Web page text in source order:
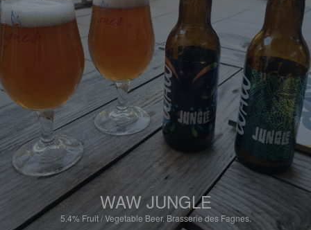
WAW JUNGLE
5.4% Fruit / Vegetable Beer. Brasserie des Fagnes.